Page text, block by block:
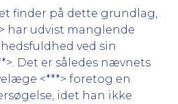
finder på dette grundlag,
har udvist manglende
ved sin
Det er således nævnets
<***> foretog en
idet han ikke